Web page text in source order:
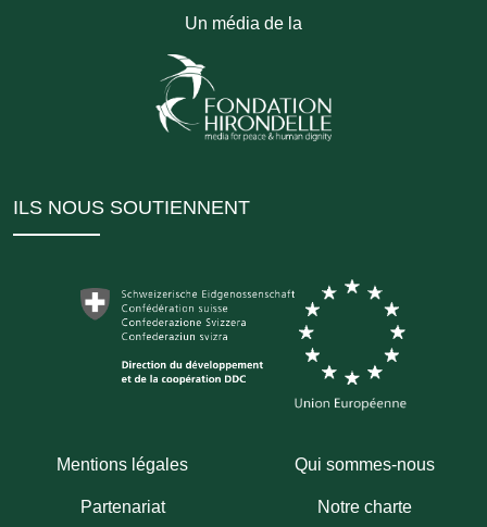
Un média de la
ILS NOUS SOUTIENNENT
Mentions légales Qui sommes-nous
Partenariat Notre charte